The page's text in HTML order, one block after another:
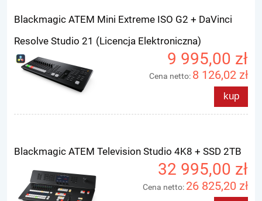
Blackmagic ATEM Mini Extreme ISO G2 + DaVinci
Resolve Studio 21 (Licencja Elektroniczna)
9 995,00 zł
Cena netto: 8 126,02 zł
kup
Blackmagic ATEM Television Studio 4K8 + SSD 2TB
32 995,00 zł
Cena netto: 26 825,20 zł